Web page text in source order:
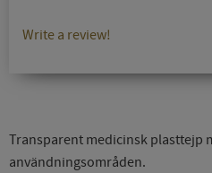
Write a review!
Transparent medicinsk plasttejp
användningsområden.